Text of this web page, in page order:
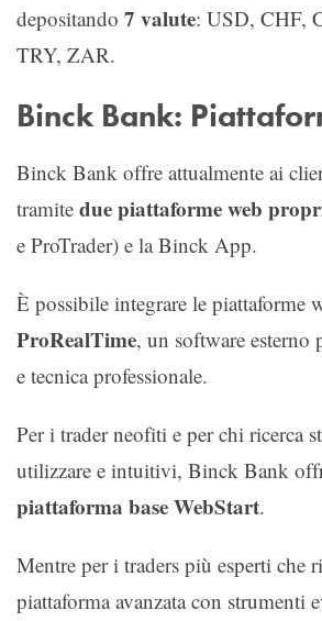
depositando 7 valute: USD, CHF,
TRY, ZAR.
Binck Bank:
Binck Bank offre attualmente ai
tramite due piattaforme web
e ProTrader) e la Binck App.
È possibile integrare le piattaforme
ProRealTime, un software esterno
e tecnica professionale.
Per i trader neofiti e per chi ricerca
utilizzare e intuitivi, Binck Bank
piattaforma base WebStart.
Mentre per i traders più esperti che
piattaforma avanzata con